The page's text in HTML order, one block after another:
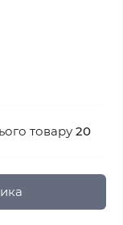
товару 20